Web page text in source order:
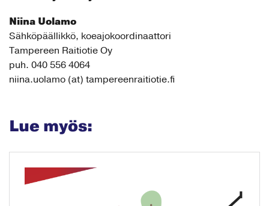
Sähköpäällikkö, koeajokoordinaattori
Tampereen Raitiotie Oy
puh. 040 556 4064
niina.uolamo (at) tampereenraitiotie.fi